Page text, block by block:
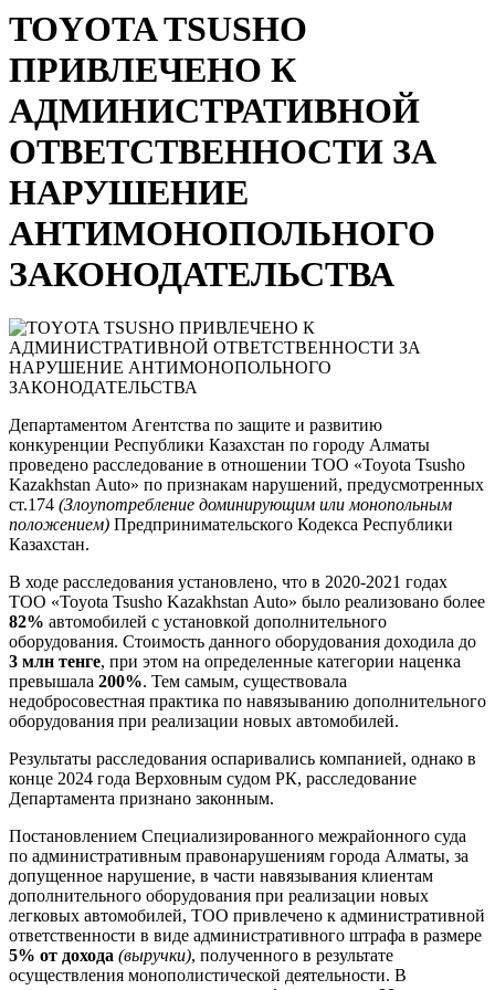
TOYOTA TSUSHO
ПРИВЛЕЧЕНО К
АДМИНИСТРАТИВНОЙ
ОТВЕТСТВЕННОСТИ ЗА
НАРУШЕНИЕ
АНТИМОНОПОЛЬНОГО
ЗАКОНОДАТЕЛЬСТВА
Департаментом Агентства по защите и развитию
конкуренции Республики Казахстан по городу Алматы
проведено расследование в отношении ТОО «Toyota Tsusho
Kazakhstan Аuto» по признакам нарушений, предусмотренных
ст.174 (Злоупотребление доминирующим или монопольным
положением) Предпринимательского Кодекса Республики
Казахстан.
В ходе расследования установлено, что в 2020-2021 годах
ТОО «Toyota Tsusho Kazakhstan Аuto» было реализовано более
82% автомобилей с установкой дополнительного
оборудования. Стоимость данного оборудования доходила до
3 млн тенге, при этом на определенные категории наценка
превышала 200%. Тем самым, существовала
недобросовестная практика по навязыванию дополнительного
оборудования при реализации новых автомобилей.
Результаты расследования оспаривались компанией, однако в
конце 2024 года Верховным судом РК, расследование
Департамента признано законным.
Постановлением Специализированного межрайонного суда
по административным правонарушениям города Алматы, за
допущенное нарушение, в части навязывания клиентам
дополнительного оборудования при реализации новых
легковых автомобилей, ТОО привлечено к административной
ответственности в виде административного штрафа в размере
5% от дохода (выручки), полученного в результате
осуществления монополистической деятельности. В